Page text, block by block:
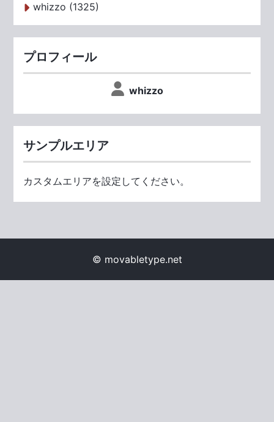
whizzo (1325)
プロフィール
whizzo
サンプルエリア
カスタムエリアを設定してください。
© movabletype.net